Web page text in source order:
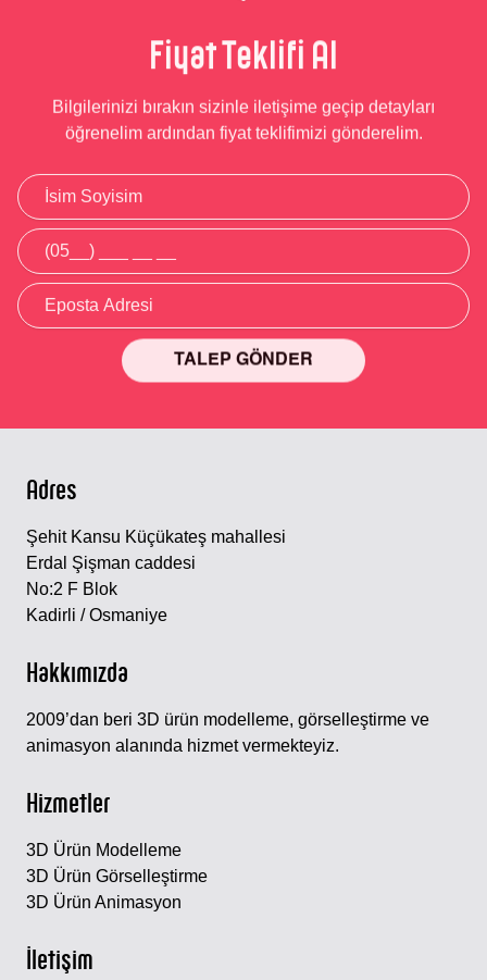
Fiyat Teklifi Al
Bilgilerinizi bırakın sizinle iletişime geçip detayları
öğrenelim ardından fiyat teklifimizi gönderelim.
TALEP GÖNDER
Adres
Şehit Kansu Küçükateş mahallesi
Erdal Şişman caddesi
No:2 F Blok
Kadirli / Osmaniye
Hakkımızda
2009’dan beri 3D ürün modelleme, görselleştirme ve
animasyon alanında hizmet vermekteyiz.
Hizmetler
3D Ürün Modelleme
3D Ürün Görselleştirme
3D Ürün Animasyon
İletişim